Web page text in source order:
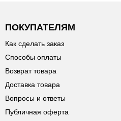
ПОКУПАТЕЛЯМ
Как сделать заказ
Способы оплаты
Возврат товара
Доставка товара
Вопросы и ответы
Публичная оферта